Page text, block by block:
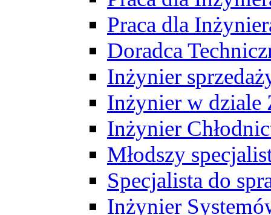
Praca dla
Doradca
Inżynier
Inżynier w dziale
Inżynier
Młodszy
Specjalista do
Inżynier